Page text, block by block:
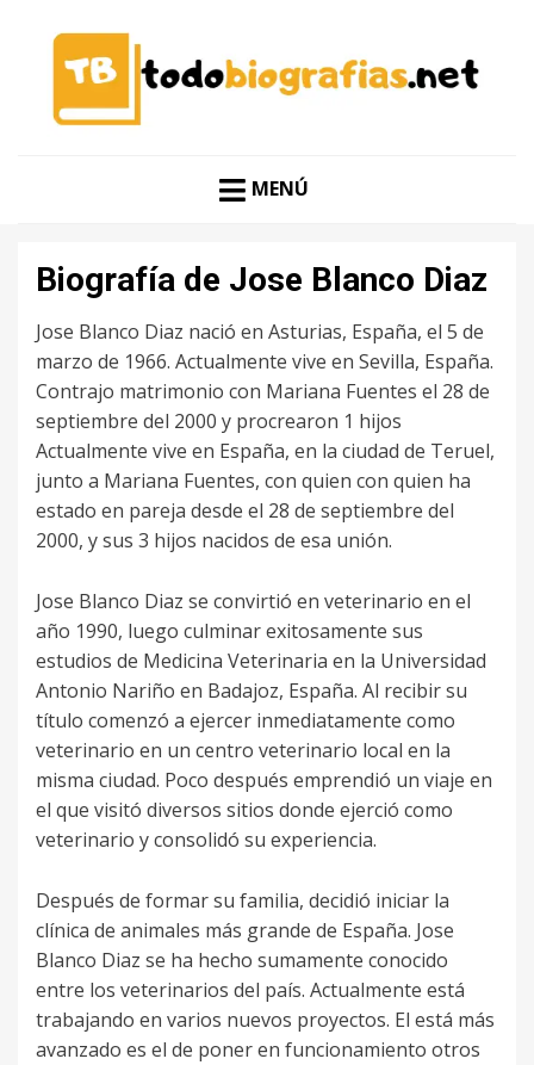
TODO BIOGRAFÍAS
MENÚ
Biografía de Jose Blanco Diaz
Jose Blanco Diaz nació en Asturias, España, el 5 de
marzo de 1966. Actualmente vive en Sevilla, España.
Contrajo matrimonio con Mariana Fuentes el 28 de
septiembre del 2000 y procrearon 1 hijos
Actualmente vive en España, en la ciudad de Teruel,
junto a Mariana Fuentes, con quien con quien ha
estado en pareja desde el 28 de septiembre del
2000, y sus 3 hijos nacidos de esa unión.
Jose Blanco Diaz se convirtió en veterinario en el
año 1990, luego culminar exitosamente sus
estudios de Medicina Veterinaria en la Universidad
Antonio Nariño en Badajoz, España. Al recibir su
título comenzó a ejercer inmediatamente como
veterinario en un centro veterinario local en la
misma ciudad. Poco después emprendió un viaje en
el que visitó diversos sitios donde ejerció como
veterinario y consolidó su experiencia.
Después de formar su familia, decidió iniciar la
clínica de animales más grande de España. Jose
Blanco Diaz se ha hecho sumamente conocido
entre los veterinarios del país. Actualmente está
trabajando en varios nuevos proyectos. El está más
avanzado es el de poner en funcionamiento otros